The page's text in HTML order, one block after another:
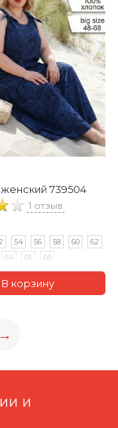
739504
1 отзыв
54 56 58 60
62
64
66 68
→
и